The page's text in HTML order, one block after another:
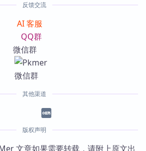
反馈交流
AI 客服
QQ群
微信群
其他渠道
版权声明
文章如果需要转载，请附上原文出